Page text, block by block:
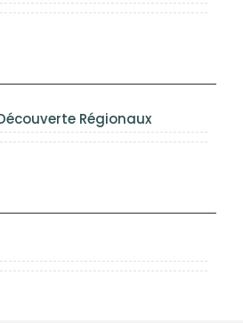
Régionaux